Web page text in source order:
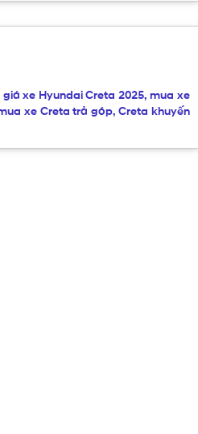
xe Hyundai Creta 2025, mua xe
xe Creta trả góp, Creta khuyến